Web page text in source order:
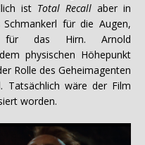
ist Total Recall aber in
für die Augen,
für das Hirn. Arnold
physischen Höhepunkt
Rolle des Geheimagenten
Tatsächlich wäre der Film
worden.